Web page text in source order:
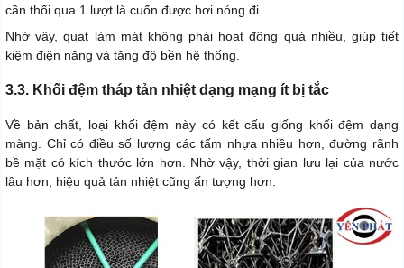
cần thổi qua 1 lượt là cuốn được hơi nóng đi.
Nhờ vậy, quạt làm mát không phải hoạt động quá nhiều, giúp tiết
kiệm điện năng và tăng độ bền hệ thống.
3.3. Khối đệm tháp tản nhiệt dạng mạng ít bị tắc
Về bản chất, loại khối đệm này có kết cấu giống khối đệm dạng
màng. Chỉ có điều số lượng các tấm nhựa nhiều hơn, đường rãnh
bề mặt có kích thước lớn hơn. Nhờ vậy, thời gian lưu lại của nước
lâu hơn, hiệu quả tản nhiệt cũng ấn tượng hơn.